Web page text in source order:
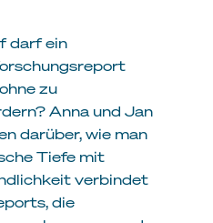
darf ein
zu
Anna und Jan
darüber, wie man
Tiefe mit
verbindet
die